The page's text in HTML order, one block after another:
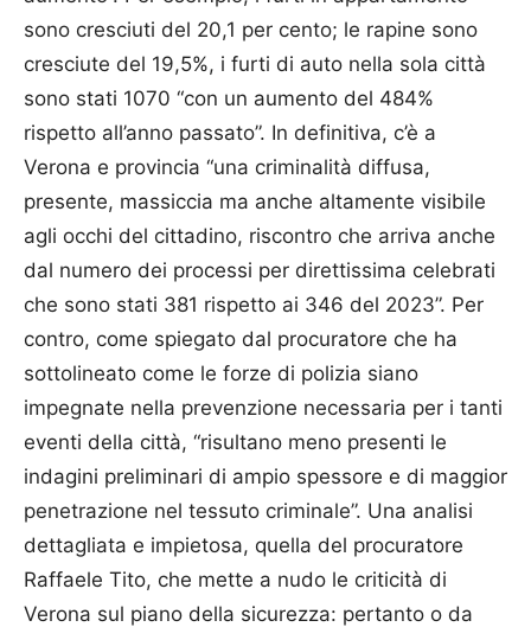
sono cresciuti del 20,1 per cento; le rapine sono
cresciute del 19,5%, i furti di auto nella sola città
sono stati 1070 “con un aumento del 484%
rispetto all’anno passato”. In definitiva, c’è a
Verona e provincia “una criminalità diffusa,
presente, massiccia ma anche altamente visibile
agli occhi del cittadino, riscontro che arriva anche
dal numero dei processi per direttissima celebrati
che sono stati 381 rispetto ai 346 del 2023”. Per
contro, come spiegato dal procuratore che ha
sottolineato come le forze di polizia siano
impegnate nella prevenzione necessaria per i tanti
eventi della città, “risultano meno presenti le
indagini preliminari di ampio spessore e di maggior
penetrazione nel tessuto criminale”. Una analisi
dettagliata e impietosa, quella del procuratore
Raffaele Tito, che mette a nudo le criticità di
Verona sul piano della sicurezza: pertanto o da